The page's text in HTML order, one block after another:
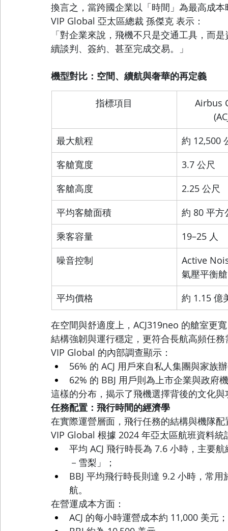
換言之，當跨國企業以「時間」為最高成
VIP Global 亞太區總裁 孫傑克 表示：
「對企業來說，飛機不只是交通工具，而
續談判、簽約、甚至完成交易。」
機型對比：空間、續航與奢華的再定義
指標項目
Airbus
最大航程
約 12,500
客艙寬度
3.7 公尺
客艙高度
2.25 公尺
平均客艙面積
約 80 平方
乘客容量
19–25 人
噪音控制
Active
氣壓平衡艙
平均價格
約 1.15 億
在空間與舒適度上，ACJ319neo 的艙室更
結構強韌與運行穩定，更符合長航高頻任務
VIP Global 的內部調查顯示：
56% 的 ACJ 用戶來自私人集團與家族
62% 的 BBJ 用戶則為上市企業與政府
這樣的分布，揭示了飛機選擇背後的文化
任務配置：飛行時間的經濟學
在實際運營層面，飛行任務的結構與機隊
VIP Global 根據 2024 年亞太區航班資料統
平均 ACJ 飛行時長為 7.6 小時，主要
－雪梨」；
BBJ 平均飛行時長則達 9.2 小時，常
航。
在營運成本方面：
ACJ 的每小時運營成本約 11,000 美元；